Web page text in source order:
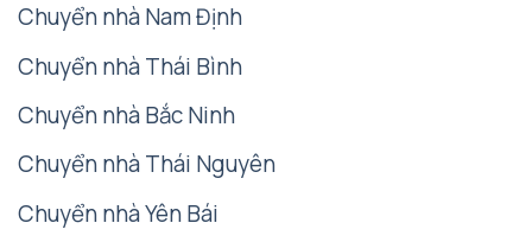
Chuyển nhà Nam Định
Chuyển nhà Thái Bình
Chuyển nhà Bắc Ninh
Chuyển nhà Thái Nguyên
Chuyển nhà Yên Bái